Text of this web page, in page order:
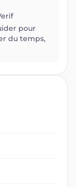
pour
du temps,